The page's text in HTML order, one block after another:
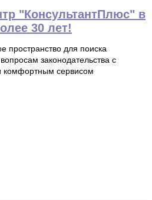
"КонсультантПлюс" в
30 лет!
пространство для поиска
законодательства с
комфортным сервисом